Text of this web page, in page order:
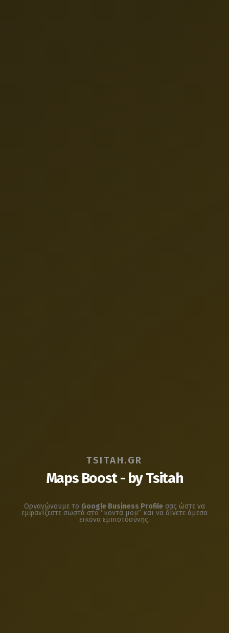
TSITAH.GR
Maps Boost - by Tsitah
Οργανώνουμε το Google Business Profile σας ώστε να
εμφανίζεστε σωστά στο “κοντά μου” και να δίνετε άμεσα
εικόνα εμπιστοσύνης.